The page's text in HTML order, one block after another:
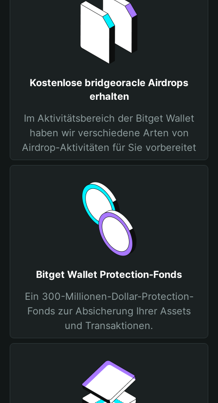
Kostenlose bridgeoracle Airdrops
erhalten
Im Aktivitätsbereich der Bitget Wallet
haben wir verschiedene Arten von
Airdrop-Aktivitäten für Sie vorbereitet
Bitget Wallet Protection-Fonds
Ein 300-Millionen-Dollar-Protection-
Fonds zur Absicherung Ihrer Assets
und Transaktionen.